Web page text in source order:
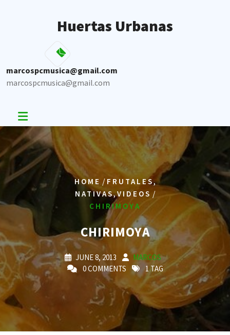
Huertas Urbanas
marcospcmusica@gmail.com
marcospcmusica@gmail.com
HOME / FRUTALES,
NATIVAS,VIDEOS /
CHIRIMOYA
CHIRIMOYA
JUNE 8, 2013
MARCOS
0 COMMENTS
1 TAG